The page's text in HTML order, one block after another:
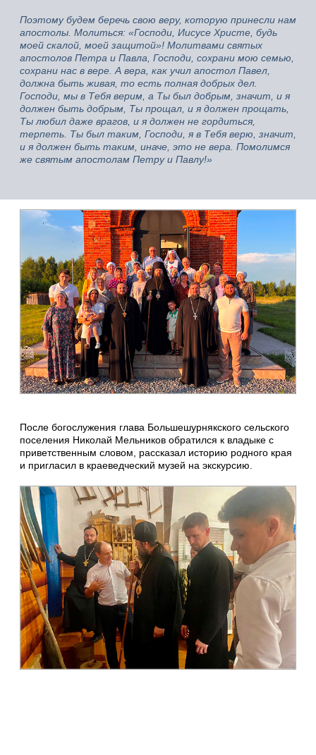
Поэтому будем беречь свою веру, которую принесли нам
апостолы. Молиться: «Господи, Иисусе Христе, будь
моей скалой, моей защитой»! Молитвами святых
апостолов Петра и Павла, Господи, сохрани мою семью,
сохрани нас в вере. А вера, как учил апостол Павел,
должна быть живая, то есть полная добрых дел.
Господи, мы в Тебя верим, а Ты был добрым, значит, и я
должен быть добрым, Ты прощал, и я должен прощать,
Ты любил даже врагов, и я должен не гордиться,
терпеть. Ты был таким, Господи, я в Тебя верю, значит,
и я должен быть таким, иначе, это не вера. Помолимся
же святым апостолам Петру и Павлу!»
После богослужения глава Большешурнякского сельского
поселения Николай Мельников обратился к владыке с
приветственным словом, рассказал историю родного края
и пригласил в краеведческий музей на экскурсию.